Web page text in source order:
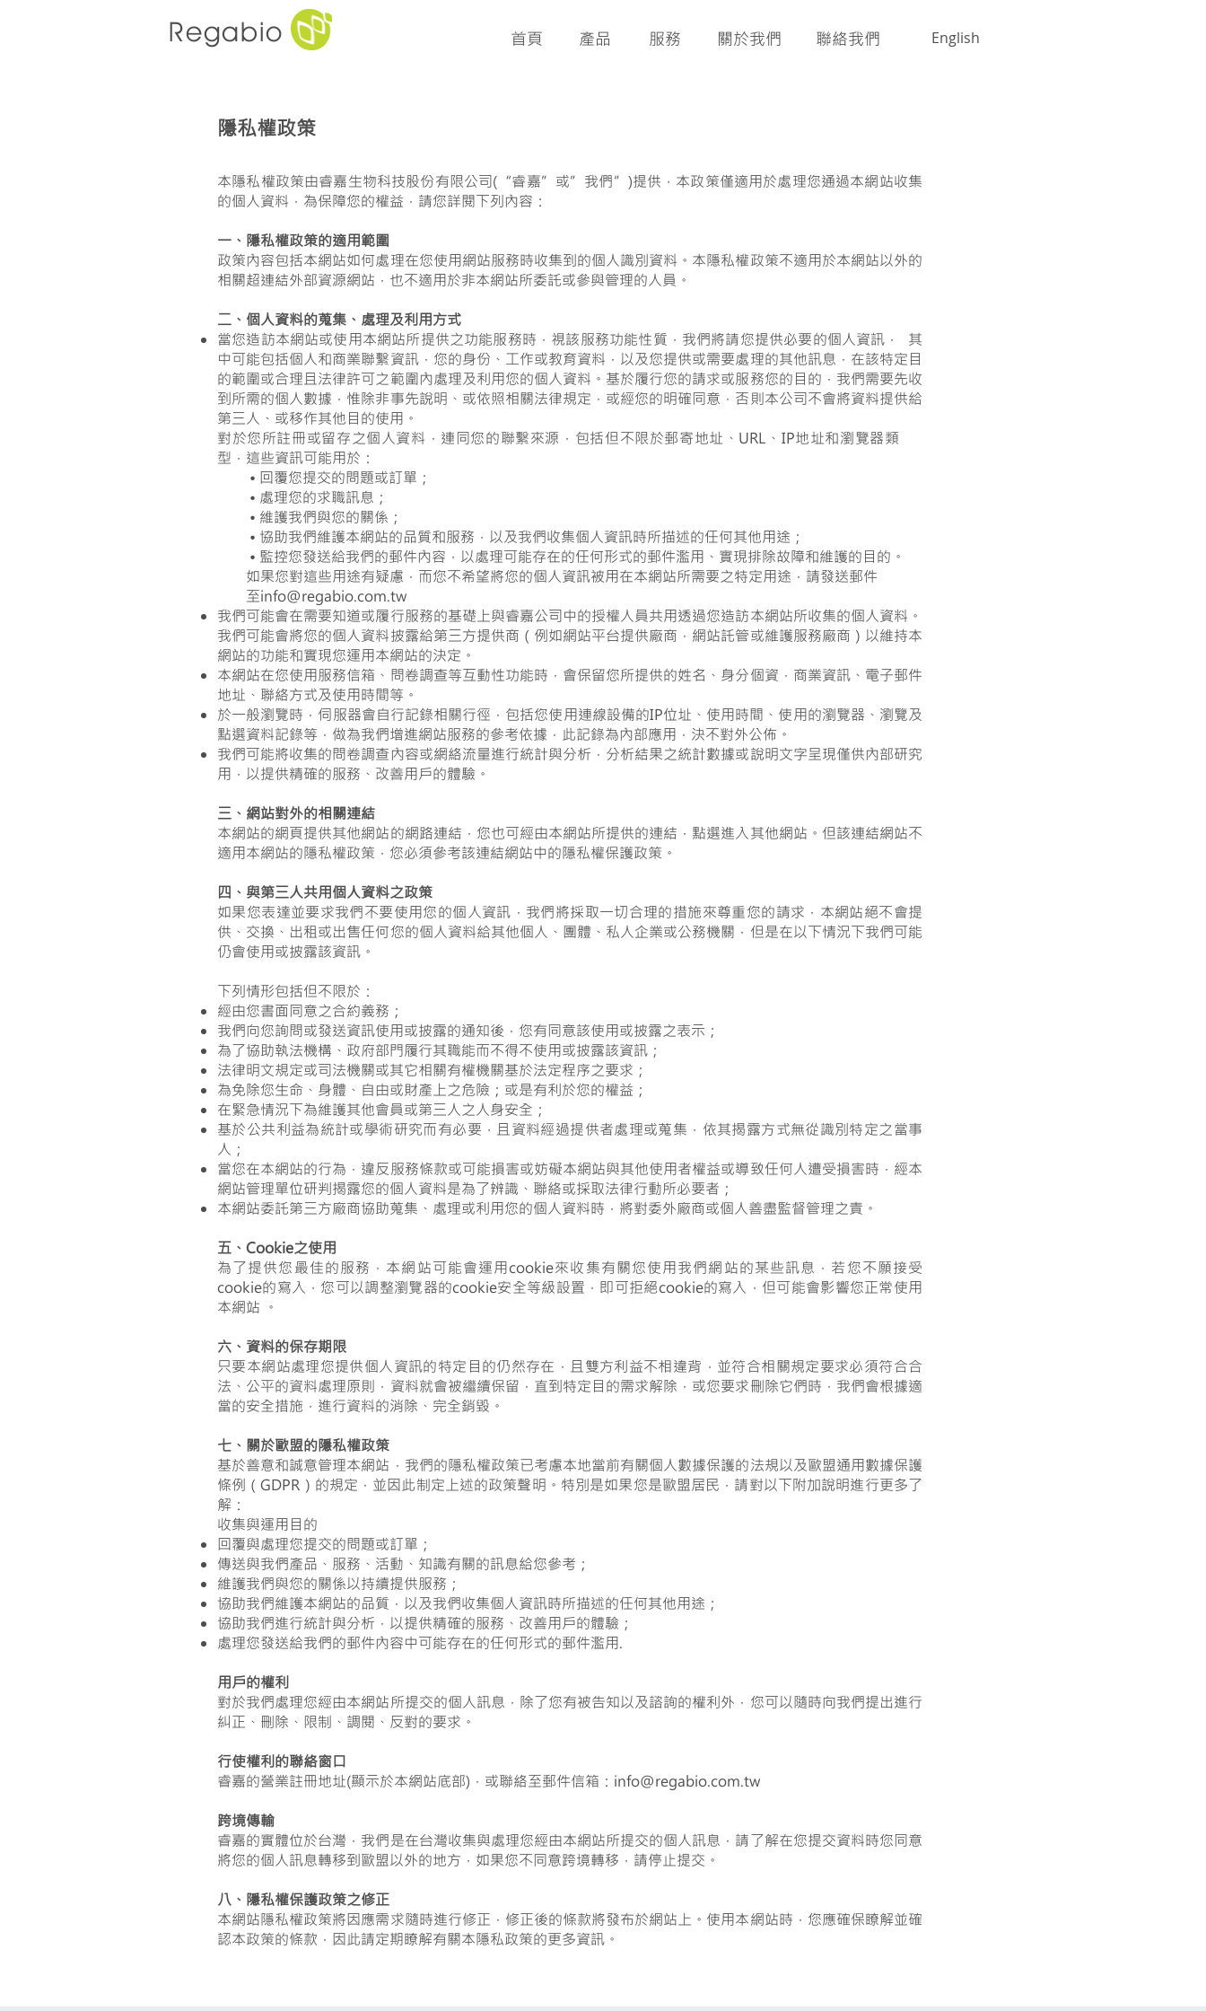
Regabio
​隱私權政策
本隱私權政策由睿嘉生物科技股份有限公司(“睿嘉”或”我們”)提供，本政策僅適用於處理您通過本網站收集
的個人資料，為保障您的權益，請您詳閱下列內容：
一、隱私權政策的適用範圍
政策內容包括本網站如何處理在您使用網站服務時收集到的個人識別資料。本隱私權政策不適用於本網站以外的
相關超連結外部資源網站，也不適用於非本網站所委託或參與管理的人員。
二、個人資料的蒐集、處理及利用方式
當您造訪本網站或使用本網站所提供之功能服務時，視該服務功能性質，我們將請您提供必要的個人資訊， 其
中可能包括個人和商業聯繫資訊，您的身份、工作或教育資料，以及您提供或需要處理的其他訊息，在該特定目
的範圍或合理且法律許可之範圍內處理及利用您的個人資料。基於履行您的請求或服務您的目的，我們需要先收
到所需的個人數據，惟除非事先說明、或依照相關法律規定，或經您的明確同意，否則本公司不會將資料提供給
第三人、或移作其他目的使用。
對於您所註冊或留存之個人資料，連同您的聯繫來源，包括但不限於郵寄地址、URL、IP地址和瀏覽器類
型，這些資訊可能用於：
• 回覆您提交的問題或訂單；
• 處理您的求職訊息；
• 維護我們與您的關係；
• 協助我們維護本網站的品質和服務，以及我們收集個人資訊時所描述的任何其他用途；
• 監控您發送給我們的郵件內容，以處理可能存在的任何形式的郵件濫用、實現排除故障和維護的目的。
如果您對這些用途有疑慮，而您不希望將您的個人資訊被用在本網站所需要之特定用途，請發送郵件
至info@regabio.com.tw
我們可能會在需要知道或履行服務的基礎上與睿嘉公司中的授權人員共用透過您造訪本網站所收集的個人資料。
我們可能會將您的個人資料披露給第三方提供商（例如網站平台提供廠商，網站託管或維護服務廠商）以維持本
網站的功能和實現您運用本網站的決定。
本網站在您使用服務信箱、問卷調查等互動性功能時，會保留您所提供的姓名、身分個資，商業資訊、電子郵件
地址、聯絡方式及使用時間等。
於一般瀏覽時，伺服器會自行記錄相關行徑，包括您使用連線設備的IP位址、使用時間、使用的瀏覽器、瀏覽及
點選資料記錄等，做為我們增進網站服務的參考依據，此記錄為內部應用，決不對外公佈。
我們可能將收集的問卷調查內容或網絡流量進行統計與分析，分析結果之統計數據或說明文字呈現僅供內部研究
用，以提供精確的服務、改善用戶的體驗。
三、網站對外的相關連結
本網站的網頁提供其他網站的網路連結，您也可經由本網站所提供的連結，點選進入其他網站。但該連結網站不
適用本網站的隱私權政策，您必須參考該連結網站中的隱私權保護政策。
四、與第三人共用個人資料之政策
如果您表達並要求我們不要使用您的個人資訊，我們將採取一切合理的措施來尊重您的請求，本網站絕不會提
供、交換、出租或出售任何您的個人資料給其他個人、團體、私人企業或公務機關，但是在以下情況下我們可能
仍會使用或披露該資訊。
下列情形包括但不限於：
經由您書面同意之合約義務；
我們向您詢問或發送資訊使用或披露的通知後，您有同意該使用或披露之表示；
為了協助執法機構、政府部門履行其職能而不得不使用或披露該資訊；
法律明文規定或司法機關或其它相關有權機關基於法定程序之要求；
為免除您生命、身體、自由或財產上之危險；或是有利於您的權益；
在緊急情況下為維護其他會員或第三人之人身安全；
基於公共利益為統計或學術研究而有必要，且資料經過提供者處理或蒐集，依其揭露方式無從識別特定之當事
人；
當您在本網站的行為，違反服務條款或可能損害或妨礙本網站與其他使用者權益或導致任何人遭受損害時，經本
網站管理單位研判揭露您的個人資料是為了辨識、聯絡或採取法律行動所必要者；
本網站委託第三方廠商協助蒐集、處理或利用您的個人資料時，將對委外廠商或個人善盡監督管理之責。
五、Cookie之使用
為了提供您最佳的服務，本網站可能會運用cookie來收集有關您使用我們網站的某些訊息，若您不願接受
cookie的寫入，您可以調整瀏覽器的cookie安全等級設置，即可拒絕cookie的寫入，但可能會影響您正常使用
本網站 。
六、資料的保存期限
只要本網站處理您提供個人資訊的特定目的仍然存在，且雙方利益不相違背，並符合相關規定要求必須符合合
法、公平的資料處理原則，資料就會被繼續保留，直到特定目的需求解除，或您要求刪除它們時，我們會根據適
當的安全措施，進行資料的消除、完全銷毀。
七、關於歐盟的隱私權政策
基於善意和誠意管理本網站，我們的隱私權政策已考慮本地當前有關個人數據保護的法規以及歐盟通用數據保護
條例（GDPR）的規定，並因此制定上述的政策聲明。特別是如果您是歐盟居民，請對以下附加說明進行更多了
解：
收集與運用目的
回覆與處理您提交的問題或訂單；
傳送與我們產品、服務、活動、知識有關的訊息給您參考；
維護我們與您的關係以持續提供服務；
協助我們維護本網站的品質，以及我們收集個人資訊時所描述的任何其他用途；
協助我們進行統計與分析，以提供精確的服務、改善用戶的體驗；
處理您發送給我們的郵件內容中可能存在的任何形式的郵件濫用.
用戶的權利
對於我們處理您經由本網站所提交的個人訊息，除了您有被告知以及諮詢的權利外，您可以隨時向我們提出進行
糾正、刪除、限制、調閱、反對的要求。
行使權利的聯絡窗口
睿嘉的營業註冊地址(顯示於本網站底部)，或聯絡至郵件信箱：info@regabio.com.tw
跨境傳輸
睿嘉的實體位於台灣，我們是在台灣收集與處理您經由本網站所提交的個人訊息，請了解在您提交資料時您同意
將您的個人訊息轉移到歐盟以外的地方，如果您不同意跨境轉移，請停止提交。
八、隱私權保護政策之修正
本網站隱私權政策將因應需求隨時進行修正，修正後的條款將發布於網站上。使用本網站時，您應確保瞭解並確
認本政策的條款，因此請定期瞭解有關本隱私政策的更多資訊。
首頁 服務
產品 關於我們 聯絡我們 English